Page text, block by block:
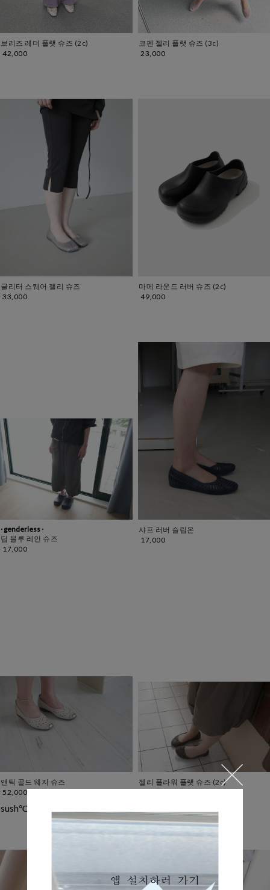
브리즈 레더 플랫 슈즈 (2c)
42,000
코펜 젤리 플랫 슈즈 (3c)
23,000
글리터 스퀘어 젤리 슈즈
33,000
마메 라운드 러버 슈즈 (2c)
49,000
· genderless ·
딥 블루 레인 슈즈
17,000
샤프 러버 슬립온
17,000
앤틱 골드 웨지 슈즈
52,000
sush℃
젤리 플라워 플랫 슈즈 (2c)
22,000